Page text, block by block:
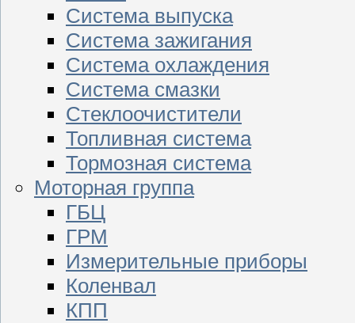
Система выпуска
Система зажигания
Система охлаждения
Система смазки
Стеклоочистители
Топливная система
Тормозная система
Моторная группа
ГБЦ
ГРМ
Измерительные приборы
Коленвал
КПП